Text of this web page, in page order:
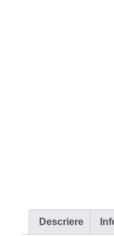
Descriere